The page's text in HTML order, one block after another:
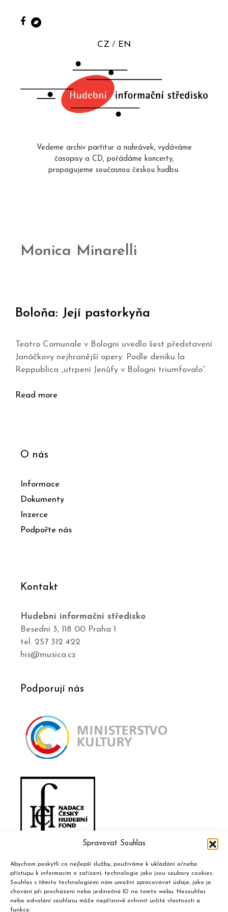
Spravovat Souhlas
Abychom poskytli co nejlepší služby, používáme k ukládání a/nebo
přístupu k informacím o zařízení, technologie jako jsou soubory cookies.
Souhlas s těmito technologiemi nám umožní zpracovávat údaje, jako je
chování při procházení nebo jedinečná ID na tomto webu. Nesouhlas
nebo odvolání souhlasu může nepříznivě ovlivnit určité vlastnosti a
funkce.
CZ EN
Vedeme archiv partitur a nahrávek, vydáváme
časopisy a CD, pořádáme koncerty,
propagujeme současnou českou hudbu.
Monica Minarelli
Boloňa: Její pastorkyňa
Teatro Comunale v Bologni uvedlo šest představení
Janáčkovy nejhranější opery. Podle deníku la
Reppublica „utrpení Jenůfy v Bologni triumfovalo“.
Read more
O nás
Informace
Dokumenty
Inzerce
Podpořte nás
Kontakt
Hudební informační středisko
Besední 3, 118 00 Praha 1
tel. 257 312 422
his@musica.cz
Podporují nás